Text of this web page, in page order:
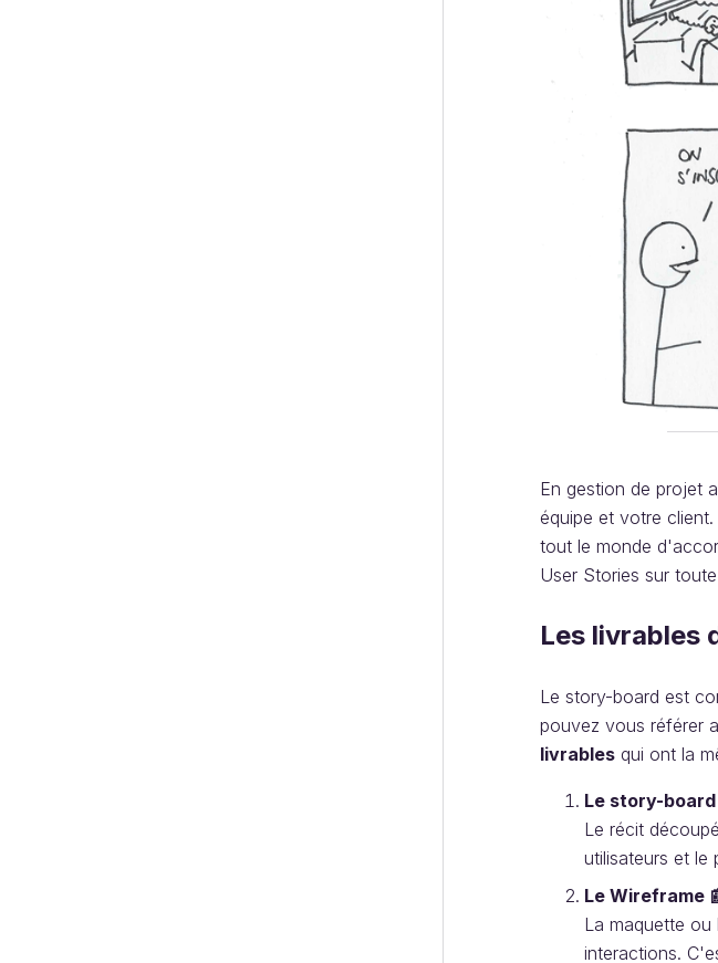
En gestion de projet
équipe et votre
tout le monde
User Stories sur
Les livrables
Le story-board est
pouvez vous référer
livrables qui ont la
Le story-board
Le récit
utilisateurs et le
Le Wireframe
La maquette
interactions.